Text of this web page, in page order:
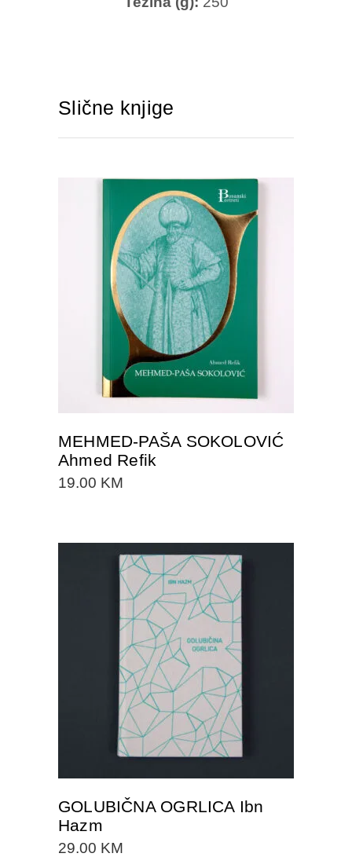
Slične knjige
DODAJTE U KORPU
MEHMED-PAŠA SOKOLOVIĆ
Ahmed Refik
19.00 KM
DODAJTE U KORPU
GOLUBIČNA OGRLICA Ibn
Hazm
29.00 KM